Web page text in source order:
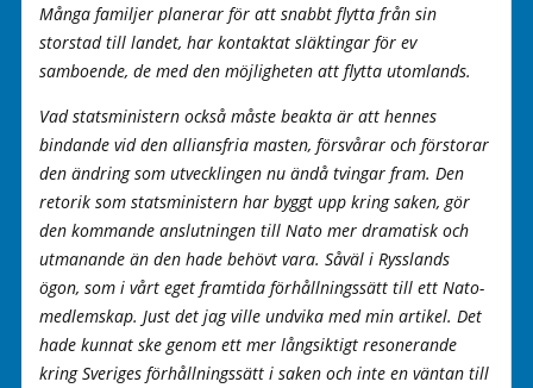
Många familjer planerar för att snabbt flytta från sin
storstad till landet, har kontaktat släktingar för ev
samboende, de med den möjligheten att flytta utomlands.
Vad statsministern också måste beakta är att hennes
bindande vid den alliansfria masten, försvårar och förstorar
den ändring som utvecklingen nu ändå tvingar fram. Den
retorik som statsministern har byggt upp kring saken, gör
den kommande anslutningen till Nato mer dramatisk och
utmanande än den hade behövt vara. Såväl i Rysslands
ögon, som i vårt eget framtida förhållningssätt till ett Nato-
medlemskap. Just det jag ville undvika med min artikel. Det
hade kunnat ske genom ett mer långsiktigt resonerande
kring Sveriges förhållningssätt i saken och inte en väntan till